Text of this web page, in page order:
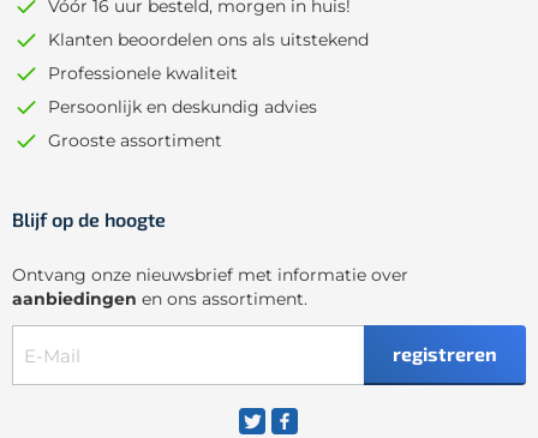
Vóór 16 uur besteld, morgen in huis!
Klanten beoordelen ons als uitstekend
Professionele kwaliteit
Persoonlijk en deskundig advies
Grooste assortiment
Blijf op de hoogte
Ontvang onze nieuwsbrief met informatie over
aanbiedingen en ons assortiment.
registreren